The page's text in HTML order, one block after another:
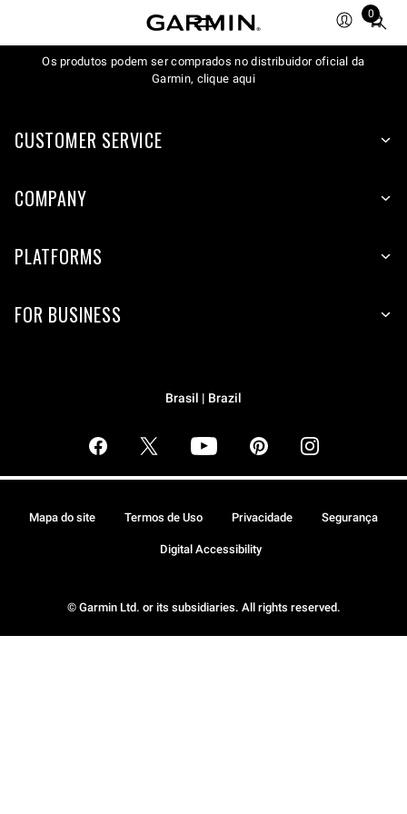
0
Total
items
in
Os produtos podem ser comprados no distribuidor oficial da
Garmin, clique aqui
CUSTOMER SERVICE
COMPANY
PLATFORMS
FOR BUSINESS
Brasil | Brazil
© Garmin Ltd. or its subsidiaries. All rights reserved.
Mapa do site Termos de Uso Privacidade Segurança
Digital Accessibility